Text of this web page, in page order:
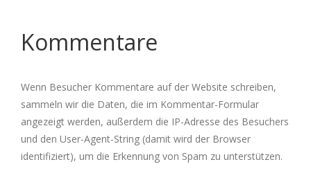
Kommentare
Wenn Besucher Kommentare auf der Website schreiben,
sammeln wir die Daten, die im Kommentar-Formular
angezeigt werden, außerdem die IP-Adresse des Besuchers
und den User-Agent-String (damit wird der Browser
identifiziert), um die Erkennung von Spam zu unterstützen.